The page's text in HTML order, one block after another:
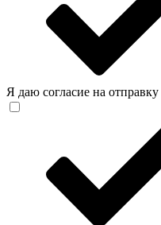
Я даю согласие на отправку